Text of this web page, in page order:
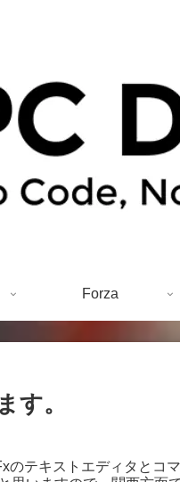
Forza
す。
のテキストエディタとコ